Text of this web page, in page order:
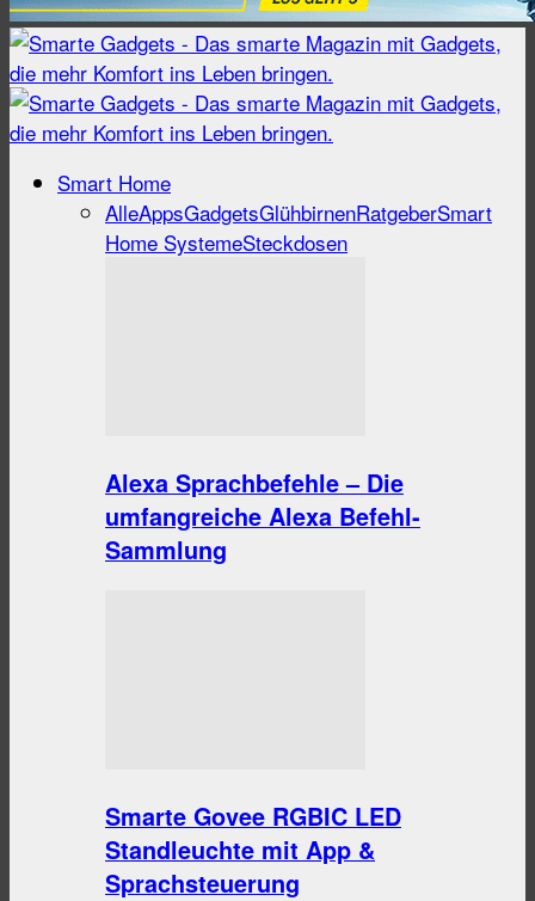
Smart Home
AlleAppsGadgetsGlühbirnenRatgeberSmart
Home SystemeSteckdosen
Alexa Sprachbefehle – Die
umfangreiche Alexa Befehl-
Sammlung
Smarte Govee RGBIC LED
Standleuchte mit App &
Sprachsteuerung